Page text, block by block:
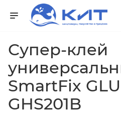
Супер-клей
SmartFix
GHS201B